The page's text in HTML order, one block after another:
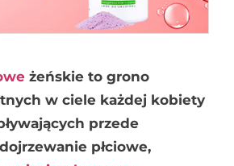
żeńskie to grono
w ciele każdej kobiety
przede
płciowe,